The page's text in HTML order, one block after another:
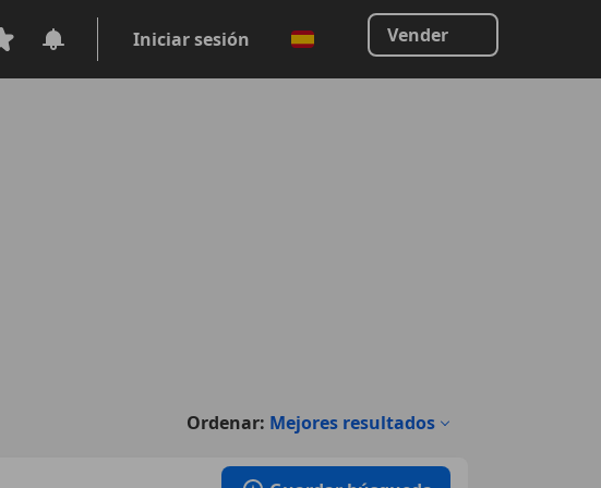
Iniciar sesión Vender
Ordenar: Mejores resultados